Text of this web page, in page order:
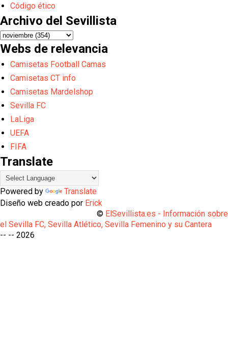
Código ético
Archivo del Sevillista
Webs de relevancia
Camisetas Football Camas
Camisetas CT info
Camisetas Mardelshop
Sevilla FC
LaLiga
UEFA
FIFA
Translate
Powered by
Translate
Diseño web creado por Erick
© ElSevillista.es - Información sobre
el Sevilla FC, Sevilla Atlético, Sevilla Femenino y su Cantera
-- -- 2026